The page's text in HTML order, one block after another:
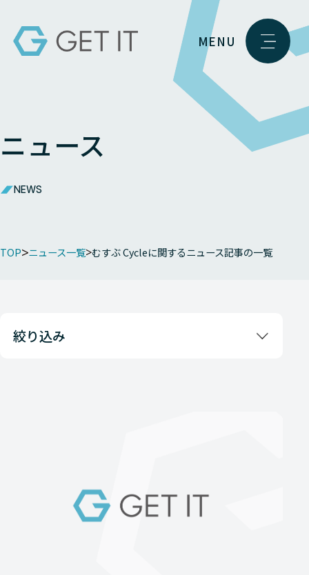
MENU
ニュース
NEWS
TOP ニュース一覧 むすぶ Cycleに関するニュース記事の一覧
絞り込み